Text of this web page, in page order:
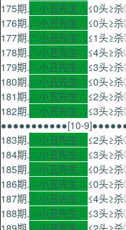
175期.∴小丑先生∴≤0头≥
176期.∴小丑先生∴≤0头≥
177期.∴小丑先生∴≤1头≥
178期.∴小丑先生∴≤4头≥
179期.∴小丑先生∴≤3头≥
180期.∴小丑先生∴≤0头≥
181期.∴小丑先生∴≤2头≥
182期.∴小丑先生∴≤3头≥
●●●●●●●●●●●[10-
183期.∴小丑先生∴≤2头≥
184期.∴小丑先生∴≤3头≥
185期.∴小丑先生∴≤0头≥
186期.∴小丑先生∴≤0头≥
187期.∴小丑先生∴≤4头≥
188期.∴小丑先生∴≤3头≥